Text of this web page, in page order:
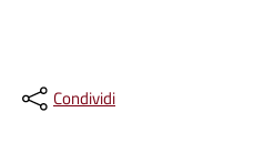
Condividi